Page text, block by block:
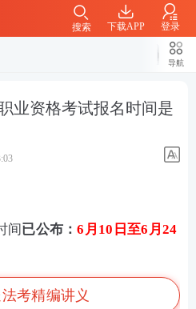
下载APP 登录
搜索
导航
业资格考试报名时间是
间已公布 ：6月10日至6月24
考精编讲义